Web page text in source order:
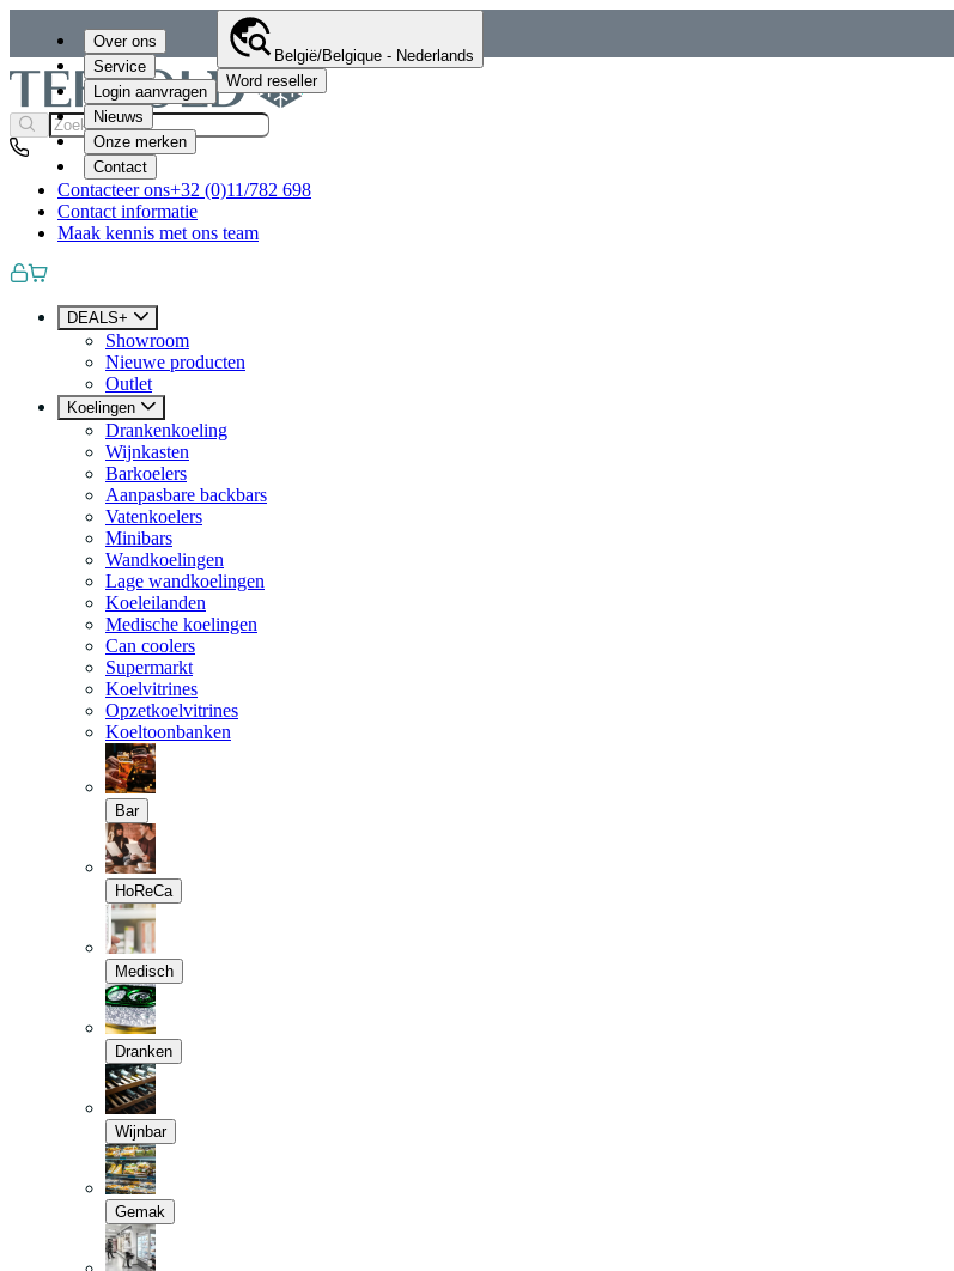
Over ons
Service
Login aanvragen
Nieuws
Onze merken
Contact
België/Belgique - Nederlands
Word reseller
Contacteer ons+32 (0)11/782 698
Contact informatie
Maak kennis met ons team
DEALS+
Showroom
Nieuwe producten
Outlet
Koelingen
Drankenkoeling
Wijnkasten
Barkoelers
Aanpasbare backbars
Vatenkoelers
Minibars
Wandkoelingen
Lage wandkoelingen
Koeleilanden
Medische koelingen
Can coolers
Supermarkt
Koelvitrines
Opzetkoelvitrines
Koeltoonbanken
Bar
HoReCa
Medisch
Dranken
Wijnbar
Gemak